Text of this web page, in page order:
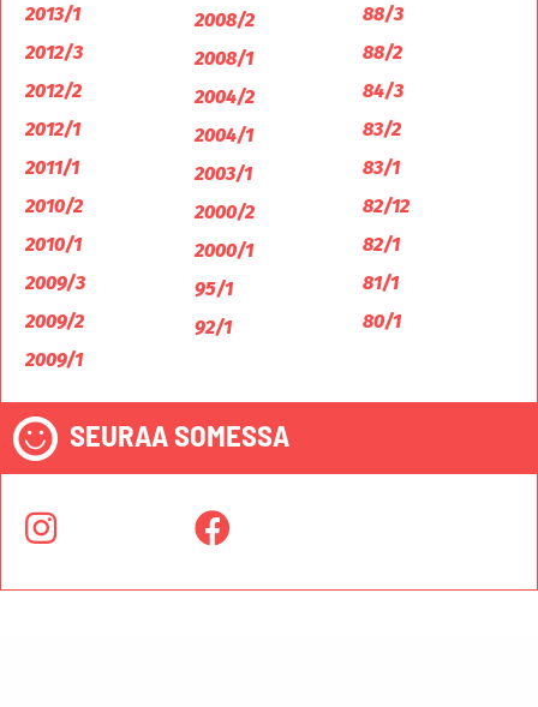
2013/1
2012/3
2012/2
2012/1
2011/1
2010/2
2010/1
2009/3
2009/2
2009/1
2008/2
2008/1
2004/2
2004/1
2003/1
2000/2
2000/1
95/1
92/1
88/3
88/2
84/3
83/2
83/1
82/12
82/1
81/1
80/1
SEURAA SOMESSA